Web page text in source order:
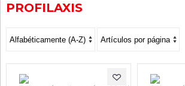
PROFILAXIS